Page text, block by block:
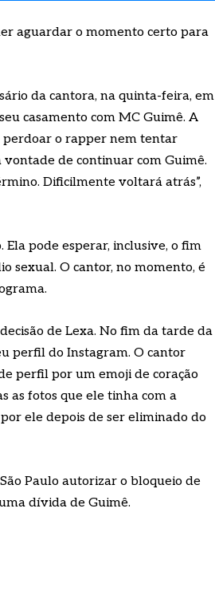
aguardar o momento certo para
da cantora, na quinta-feira, em
casamento com MC Guimê. A
perdoar o rapper nem tentar
de continuar com Guimê.
Dificilmente voltará atrás”,
pode esperar, inclusive, o fim
sexual. O cantor, no momento, é
de Lexa. No fim da tarde da
perfil do Instagram. O cantor
perfil por um emoji de coração
as fotos que ele tinha com a
ele depois de ser eliminado do
Paulo autorizar o bloqueio de
dívida de Guimê.